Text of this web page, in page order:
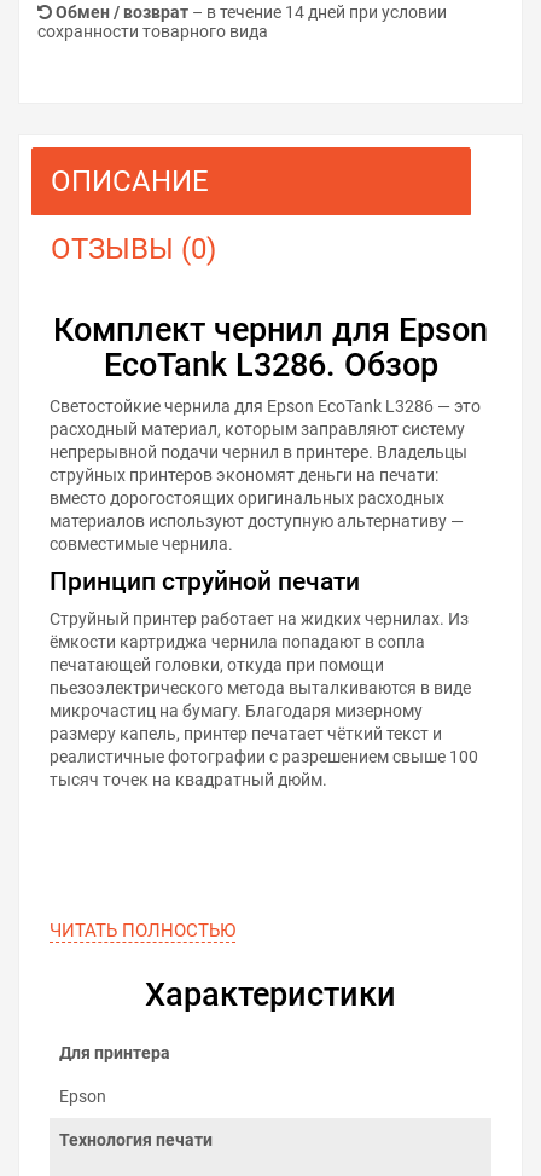
Обмен / возврат – в течение 14 дней при условии
сохранности товарного вида
ОПИСАНИЕ
ОТЗЫВЫ (0)
Комплект чернил для Epson
EcoTank L3286. Обзор
Светостойкие чернила для Epson EcoTank L3286 — это
расходный материал, которым заправляют систему
непрерывной подачи чернил в принтере. Владельцы
струйных принтеров экономят деньги на печати:
вместо дорогостоящих оригинальных расходных
материалов используют доступную альтернативу —
совместимые чернила.
Принцип струйной печати
Струйный принтер работает на жидких чернилах. Из
ёмкости картриджа чернила попадают в сопла
печатающей головки, откуда при помощи
пьезоэлектрического метода выталкиваются в виде
микрочастиц на бумагу. Благодаря мизерному
размеру капель, принтер печатает чёткий текст и
реалистичные фотографии с разрешением свыше 100
тысяч точек на квадратный дюйм.
ЧИТАТЬ ПОЛНОСТЬЮ
Характеристики
Для принтера
Epson
Технология печати